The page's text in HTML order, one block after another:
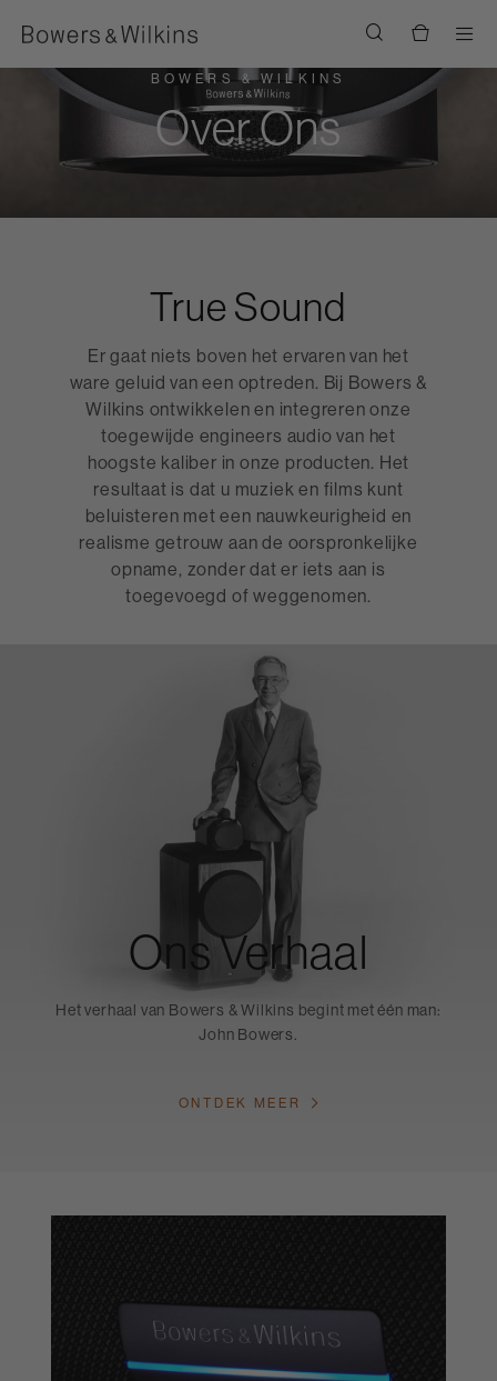
BOWERS & WILKINS
Over Ons
True Sound
Er gaat niets boven het ervaren van het
ware geluid van een optreden. Bij Bowers &
Wilkins ontwikkelen en integreren onze
toegewijde engineers audio van het
hoogste kaliber in onze producten. Het
resultaat is dat u muziek en films kunt
beluisteren met een nauwkeurigheid en
realisme getrouw aan de oorspronkelijke
opname, zonder dat er iets aan is
toegevoegd of weggenomen.
Ons Verhaal
Het verhaal van Bowers & Wilkins begint met één man:
John Bowers.
ONTDEK MEER